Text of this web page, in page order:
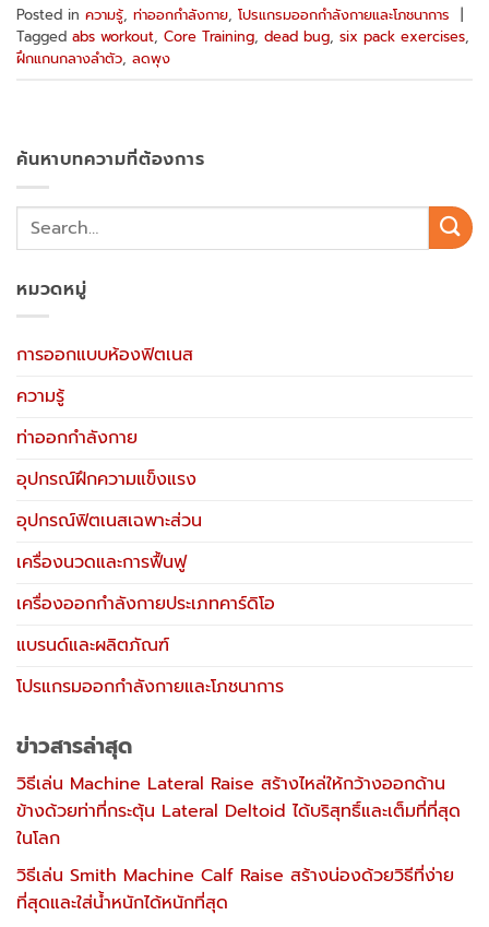
Posted in ความรู้, ท่าออกกำลังกาย, โปรแกรมออกกำลังกายและโภชนาการ
Tagged abs workout, Core Training, dead bug, six pack exercises,
ฝึกแกนกลางลำตัว, ลดพุง
ค้นหาบทความที่ต้องการ
หมวดหมู่
การออกแบบห้องฟิตเนส
ความรู้
ท่าออกกำลังกาย
อุปกรณ์ฝึกความแข็งแรง
อุปกรณ์ฟิตเนสเฉพาะส่วน
เครื่องนวดและการฟื้นฟู
เครื่องออกกำลังกายประเภทคาร์ดิโอ
แบรนด์และผลิตภัณฑ์
โปรแกรมออกกำลังกายและโภชนาการ
ข่าวสารล่าสุด
วิธีเล่น Machine Lateral Raise สร้างไหล่ให้กว้างออกด้าน
ข้างด้วยท่าที่กระตุ้น Lateral Deltoid ได้บริสุทธิ์และเต็มที่ที่สุด
ในโลก
วิธีเล่น Smith Machine Calf Raise สร้างน่องด้วยวิธีที่ง่าย
ที่สุดและใส่น้ำหนักได้หนักที่สุด